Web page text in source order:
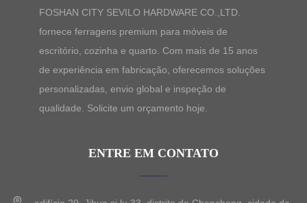
FOSHAN CITY SEVILO HARDWARE CO.,LTD.
fornece ferragens premium para móveis de
escritório, cozinha e quarto. Com mais de 15 anos
de experiência em fabricação, oferecemos soluções
personalizadas, envio global e inspeção de
qualidade. Solicite um orçamento hoje.
ENTRE EM CONTATO